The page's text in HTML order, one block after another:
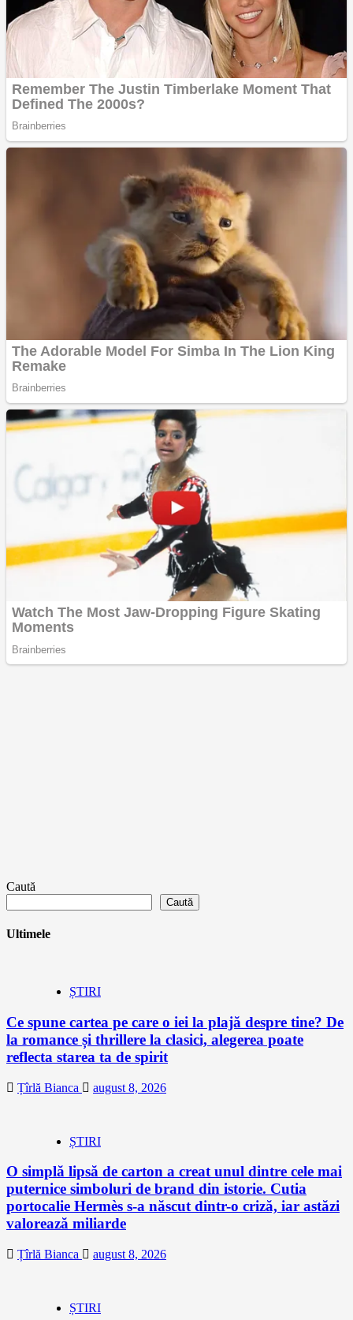
Caută
Caută
Ultimele
ȘTIRI
Ce spune cartea pe care o iei la plajă despre tine? De
la romance și thrillere la clasici, alegerea poate
reflecta starea ta de spirit
Țîrlă Bianca august 8, 2026
ȘTIRI
O simplă lipsă de carton a creat unul dintre cele mai
puternice simboluri de brand din istorie. Cutia
portocalie Hermès s-a născut dintr-o criză, iar astăzi
valorează miliarde
Țîrlă Bianca august 8, 2026
ȘTIRI